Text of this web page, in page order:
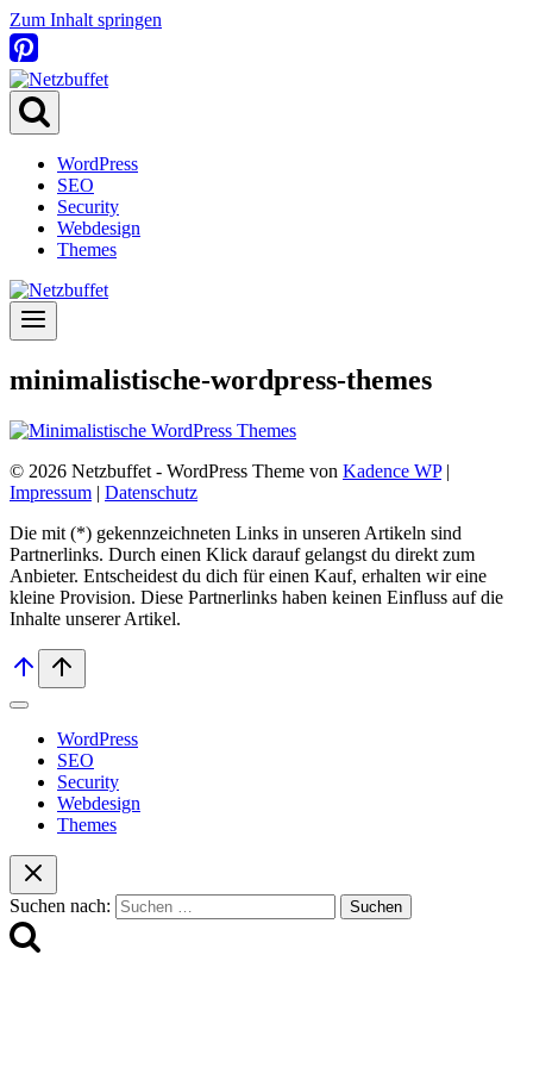
Zum Inhalt springen
WordPress
SEO
Security
Webdesign
Themes
minimalistische-wordpress-themes
© 2026 Netzbuffet - WordPress Theme von Kadence WP|
Impressum | Datenschutz
Die mit (*) gekennzeichneten Links in unseren Artikeln sind
Partnerlinks. Durch einen Klick darauf ge­lan­gst du direkt zum
Anbieter. Entscheidest du dich für einen Kauf, erhalten wir ei­ne
kleine Provision. Diese Partnerlinks haben keinen Einfluss auf die
Inhalte unserer Artikel.
WordPress
SEO
Security
Webdesign
Themes
Suchen nach: